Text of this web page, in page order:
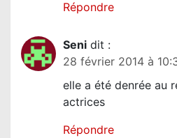
Répondre
Seni dit :
28 février 2014 à
elle a été denrée au
actrices
Répondre